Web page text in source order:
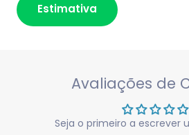
Estimativa
Avaliações de
Seja o primeiro a escrever